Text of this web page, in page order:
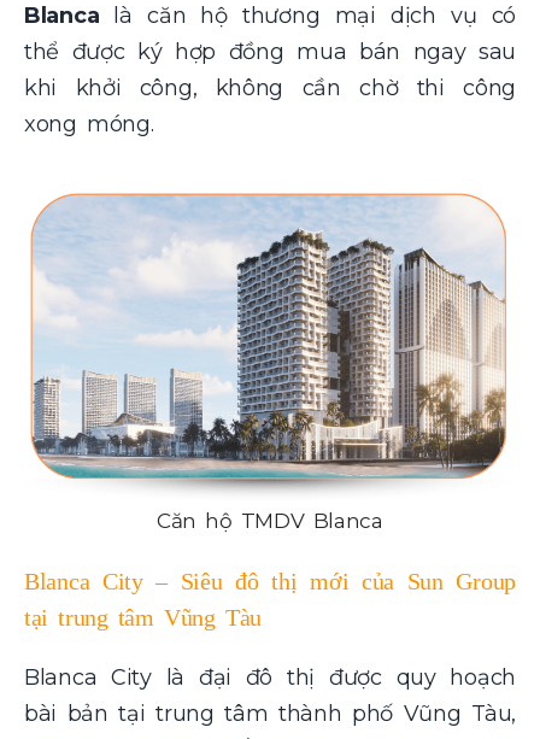
Blanca là căn hộ thương mại dịch vụ có
thể được ký hợp đồng mua bán ngay sau
khi khởi công, không cần chờ thi công
xong móng.
Căn hộ TMDV Blanca
Blanca City – Siêu đô thị mới của Sun Group
tại trung tâm Vũng Tàu
Blanca City là đại đô thị được quy hoạch
bài bản tại trung tâm thành phố Vũng Tàu,